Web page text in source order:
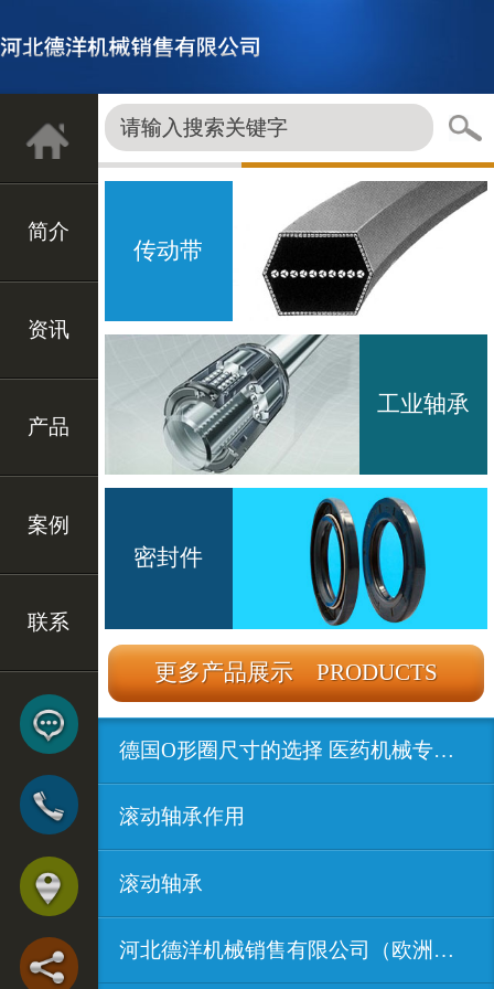
简介
资讯
产品
案例
联系
传动带
工业轴承
密封件
更多产品展示 PRODUCTS
德国O形圈尺寸的选择 医药机械专用密...
滚动轴承作用
滚动轴承
河北德洋机械销售有限公司（欧洲进口...